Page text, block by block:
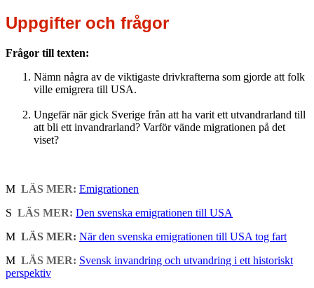
Uppgifter och frågor
Frågor till texten:
Nämn några av de viktigaste drivkrafterna som gjorde att folk
ville emigrera till USA.
Ungefär när gick Sverige från att ha varit ett utvandrarland till
att bli ett invandrarland? Varför vände migrationen på det
viset?
M LÄS MER: Emigrationen
S LÄS MER: Den svenska emigrationen till USA
M LÄS MER: När den svenska emigrationen till USA tog fart
M LÄS MER: Svensk invandring och utvandring i ett historiskt
perspektiv